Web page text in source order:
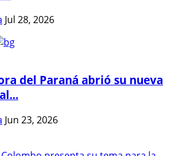
Jul 28, 2026
del Paraná abrió su nueva
Jun 23, 2026